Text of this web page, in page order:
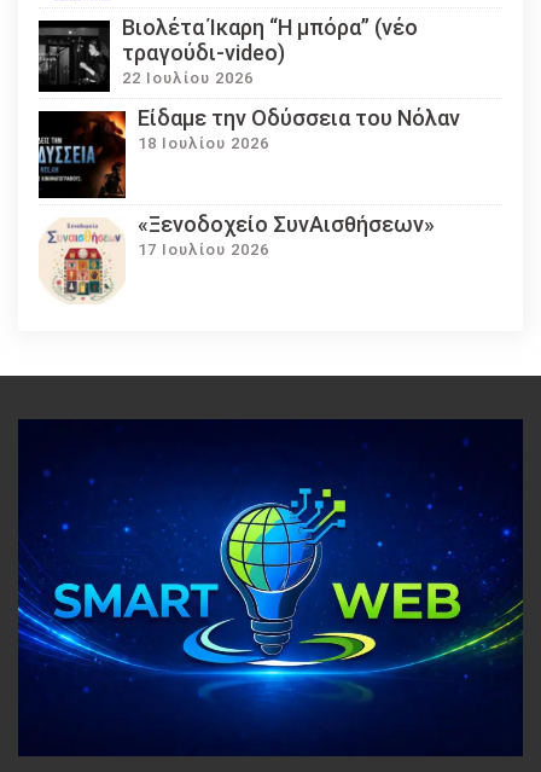
Βιολέτα Ίκαρη “Η μπόρα” (νέο
τραγούδι-video)
22 Ιουλίου 2026
Eίδαμε την Οδύσσεια του Νόλαν
18 Ιουλίου 2026
«Ξενοδοχείο ΣυνΑισθήσεων»
17 Ιουλίου 2026